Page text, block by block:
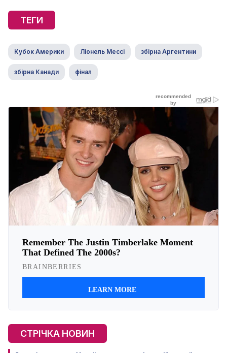
ТЕГИ
Кубок Америки Ліонель Мессі збірна Аргентини
збірна Канади фінал
СТРІЧКА НОВИН